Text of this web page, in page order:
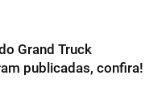
Grand Truck
publicadas, confira!